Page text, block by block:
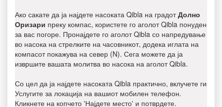
Ако сакате да ја најдете насоката Qibla на градотДолно
Оризари преку компас, користете го аголот Qibla понуден
за вас погоре. Пронајдете го аголот Qibla со напредување
во насока на стрелките на часовникот, додека иглата на
компасот покажува на север (N). Сега можете да ја
извршите вашата молитва во насока на аголот Qibla.
Со цел да ја најдете насоката Qibla практично, вклучете ги
Услугите за локација на вашиот мобилен телефон.
Кликнете на копчето 'Најдете место' и потврдете.